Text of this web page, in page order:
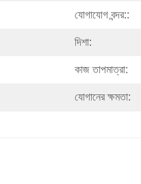
যোগাযোগ বন্দর::
দিশা:
কাজ তাপমাত্রা:
যোগানের ক্ষমতা: